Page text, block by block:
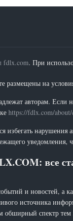
fdlx.com. При
размещены на
авторам. Если
https://fdlx.com/
избегать нарушения
уведомления,
все
и новостей, а
источника
обширный спектр